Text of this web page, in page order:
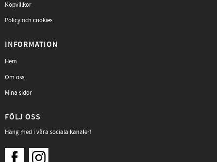
Köpvillkor
Policy och cookies
INFORMATION
Hem
Om oss
Mina sidor
FÖLJ OSS
Häng med i våra sociala kanaler!